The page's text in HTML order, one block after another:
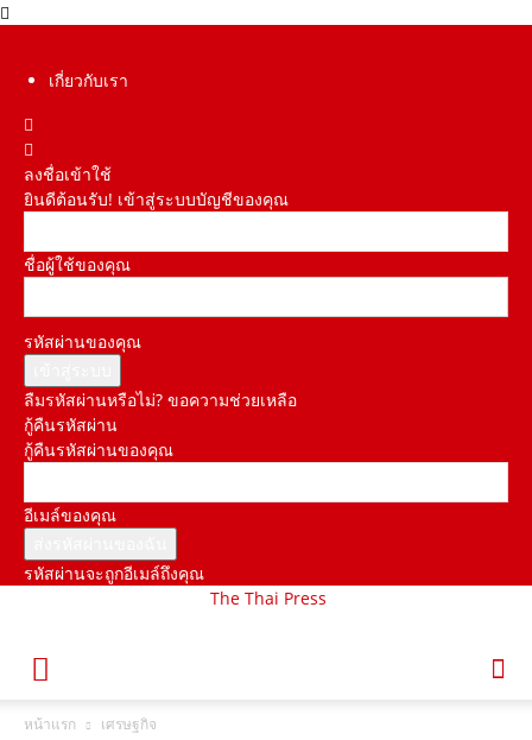
เกี่ยวกับเรา
ลงชื่อเข้าใช้
ยินดีต้อนรับ! เข้าสู่ระบบบัญชีของคุณ
ชื่อผู้ใช้ของคุณ
รหัสผ่านของคุณ
ลืมรหัสผ่านหรือไม่? ขอความช่วยเหลือ
กู้คืนรหัสผ่าน
กู้คืนรหัสผ่านของคุณ
อีเมล์ของคุณ
รหัสผ่านจะถูกอีเมล์ถึงคุณ
The Thai Press
หน้าแรก เศรษฐกิจ